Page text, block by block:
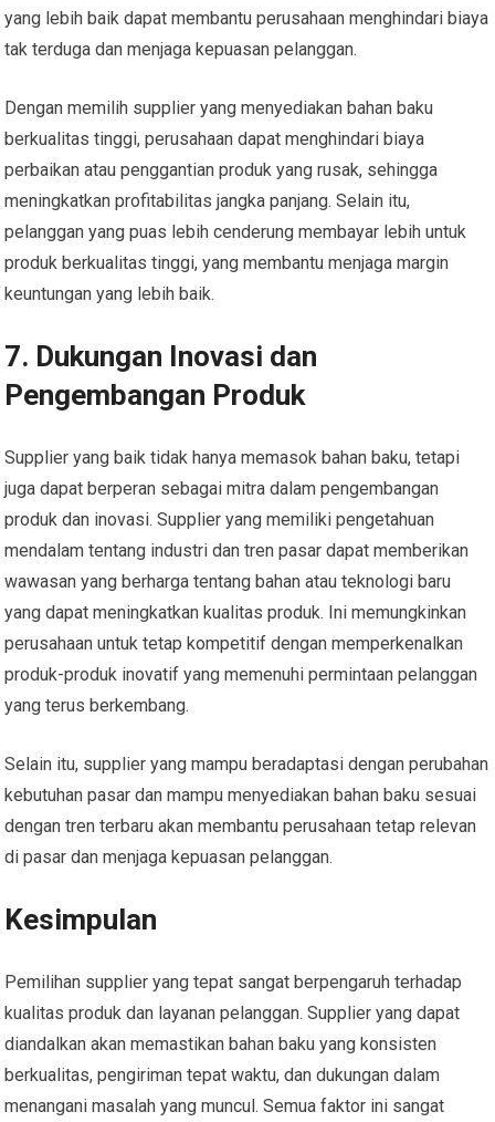
yang lebih baik dapat membantu perusahaan menghindari biaya
tak terduga dan menjaga kepuasan pelanggan.
Dengan memilih supplier yang menyediakan bahan baku
berkualitas tinggi, perusahaan dapat menghindari biaya
perbaikan atau penggantian produk yang rusak, sehingga
meningkatkan profitabilitas jangka panjang. Selain itu,
pelanggan yang puas lebih cenderung membayar lebih untuk
produk berkualitas tinggi, yang membantu menjaga margin
keuntungan yang lebih baik.
7. Dukungan Inovasi dan
Pengembangan Produk
Supplier yang baik tidak hanya memasok bahan baku, tetapi
juga dapat berperan sebagai mitra dalam pengembangan
produk dan inovasi. Supplier yang memiliki pengetahuan
mendalam tentang industri dan tren pasar dapat memberikan
wawasan yang berharga tentang bahan atau teknologi baru
yang dapat meningkatkan kualitas produk. Ini memungkinkan
perusahaan untuk tetap kompetitif dengan memperkenalkan
produk-produk inovatif yang memenuhi permintaan pelanggan
yang terus berkembang.
Selain itu, supplier yang mampu beradaptasi dengan perubahan
kebutuhan pasar dan mampu menyediakan bahan baku sesuai
dengan tren terbaru akan membantu perusahaan tetap relevan
di pasar dan menjaga kepuasan pelanggan.
Kesimpulan
Pemilihan supplier yang tepat sangat berpengaruh terhadap
kualitas produk dan layanan pelanggan. Supplier yang dapat
diandalkan akan memastikan bahan baku yang konsisten
berkualitas, pengiriman tepat waktu, dan dukungan dalam
menangani masalah yang muncul. Semua faktor ini sangat